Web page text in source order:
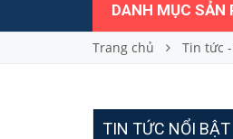
DANH MỤC SẢN
Trang chủ Tin tức
TIN TỨC NỔI BẬT